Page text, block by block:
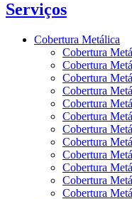
Serviços
Cobertura Metálica
Cobertura
Cobertura
Cobertura
Cobertura
Cobertura
Cobertura
Cobertura
Cobertura
Cobertura
Cobertura
Cobertura
Cobertura